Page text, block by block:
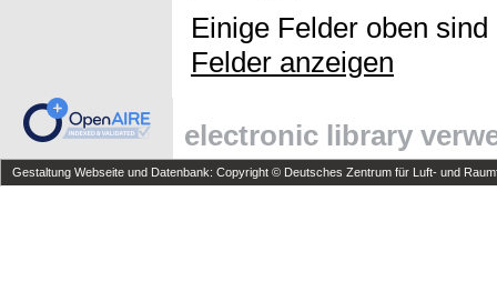
Einige Felder oben
Felder anzeigen
electronic library
Gestaltung Webseite und Datenbank: Copyright © Deutsches Zentrum für Luft- und